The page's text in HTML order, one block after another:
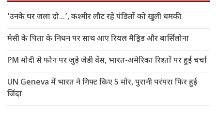
'उनके घर जला दो…’, कश्मीर लौट रहे पंडितों को खुली धमकी
मेसी के पिता के निधन पर साथ आए रियल मैड्रिड और बार्सिलोना
PM मोदी से फोन पर जुड़े जेडी वेंस, भारत-अमेरिका रिश्तों पर हुई चर्चा
UN Geneva में भारत ने गिफ्ट किए 5 मोर, पुरानी परंपरा फिर हुई
जिंदा